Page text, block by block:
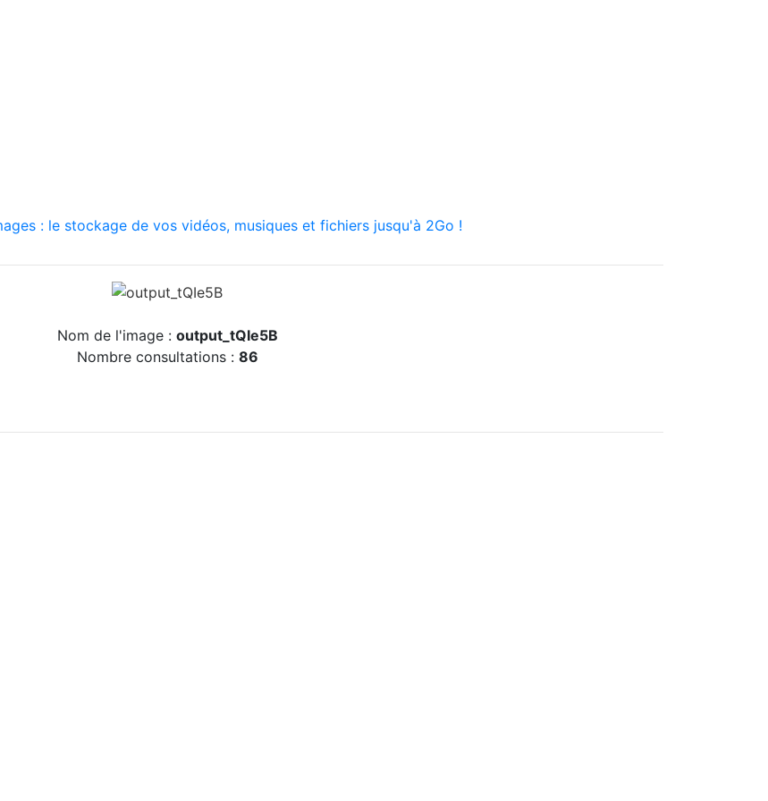
: le stockage de vos vidéos, musiques et fichiers jusqu'à 2Go !
Nom de l'image : output_tQIe5B
Nombre consultations : 86